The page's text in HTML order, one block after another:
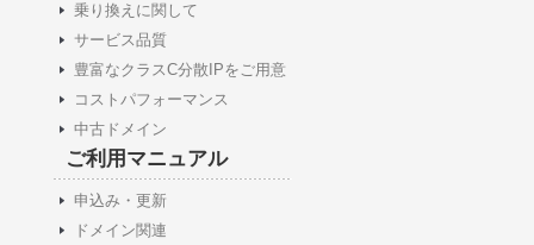
乗り換えに関して
サービス品質
豊富なクラスC分散IPをご用意
コストパフォーマンス
中古ドメイン
ご利用マニュアル
申込み・更新
ドメイン関連